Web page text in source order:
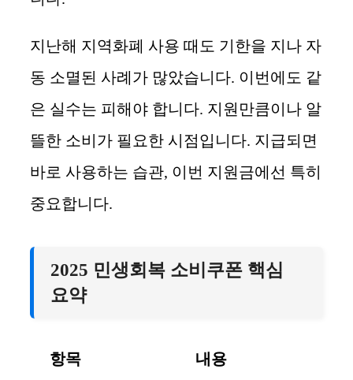
지난해 지역화폐 사용 때도 기한을 지나 자
동 소멸된 사례가 많았습니다. 이번에도 같
은 실수는 피해야 합니다. 지원만큼이나 알
뜰한 소비가 필요한 시점입니다. 지급되면
바로 사용하는 습관, 이번 지원금에선 특히
중요합니다.
2025 민생회복 소비쿠폰 핵심
요약
항목
내용